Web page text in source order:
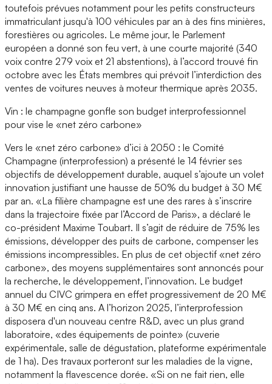
toutefois prévues notamment pour les petits constructeurs
immatriculant jusqu'à 100 véhicules par an à des fins minières,
forestières ou agricoles. Le même jour, le Parlement
européen a donné son feu vert, à une courte majorité (340
voix contre 279 voix et 21 abstentions), à l’accord trouvé fin
octobre avec les États membres qui prévoit l’interdiction des
ventes de voitures neuves à moteur thermique après 2035.
Vin : le champagne gonfle son budget interprofessionnel
pour vise le «net zéro carbone»
Vers le «net zéro carbone» d’ici à 2050 : le Comité
Champagne (interprofession) a présenté le 14 février ses
objectifs de développement durable, auquel s’ajoute un volet
innovation justifiant une hausse de 50% du budget à 30 M€
par an. «La filière champagne est une des rares à s’inscrire
dans la trajectoire fixée par l’Accord de Paris», a déclaré le
co-président Maxime Toubart. Il s’agit de réduire de 75% les
émissions, développer des puits de carbone, compenser les
émissions incompressibles. En plus de cet objectif «net zéro
carbone», des moyens supplémentaires sont annoncés pour
la recherche, le développement, l’innovation. Le budget
annuel du CIVC grimpera en effet progressivement de 20 M€
à 30 M€ en cinq ans. A l’horizon 2025, l’interprofession
disposera d'un nouveau centre R&D, avec un plus grand
laboratoire, «des équipements de pointe» (cuverie
expérimentale, salle de dégustation, plateforme expérimentale
de 1 ha). Des travaux porteront sur les maladies de la vigne,
notamment la flavescence dorée. «Si on ne fait rien, elle